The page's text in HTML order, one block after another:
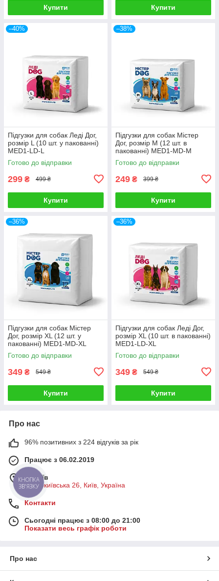
Купити Купити
–40%
Підгузки для собак Леді Дог,
розмір L (10 шт. у пакованні)
MED1-LD-L
Готово до відправки
299 ₴ 499 ₴
Купити
–38%
Підгузки для собак Містер
Дог, розмір М (12 шт. в
пакованні) MED1-MD-М
Готово до відправки
249 ₴ 399 ₴
Купити
–36%
Підгузки для собак Містер
Дог, розмір XL (12 шт. у
пакованні) MED1-MD-XL
Готово до відправки
349 ₴ 549 ₴
Купити
–36%
Підгузки для собак Леді Дог,
розмір XL (10 шт. в пакованні)
MED1-LD-XL
Готово до відправки
349 ₴ 549 ₴
Купити
Про нас
96% позитивних з 224 відгуків за рік
Працює з 06.02.2019
м. Київ
Старокиївська 26, Київ, Україна
Контакти
Сьогодні працює з 08:00 до 21:00
Показати весь графік роботи
Про нас
КНОПКА
ЗВ'ЯЗКУ